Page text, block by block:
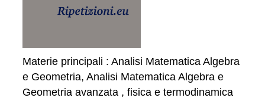
Materie principali : Analisi Matematica Algebra
e Geometria, Analisi Matematica Algebra e
Geometria avanzata , fisica e termodinamica